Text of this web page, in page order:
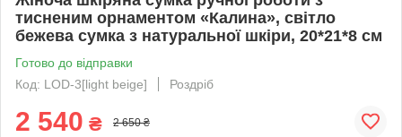
тисненим орнаментом «Калина», світло
бежева сумка з натуральної шкіри, 20*21*8 см
Готово до відправки
Код: LOD-3[light beige]
Роздріб
2 540 ₴ 2 650 ₴